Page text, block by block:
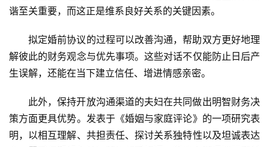
谐至关重要，而这正是维系良好关系的关键因素。
拟定婚前协议的过程可以改善沟通，帮助双方更好地理
解彼此的财务观念与优先事项。这些对话不仅能防止日后产
生误解，还能在当下建立信任、增进情感亲密。
此外，保持开放沟通渠道的夫妇在共同做出明智财务决
策方面更具优势。发表于《婚姻与家庭评论》的一项研究表
明，以相互理解、共担责任、探讨关系独特性以及坦诚表达